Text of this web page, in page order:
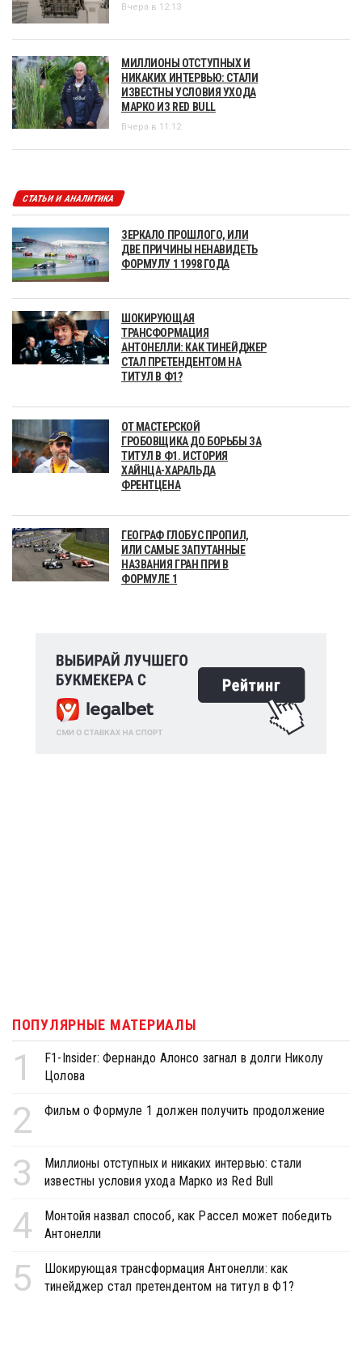
Вчера в 12:13
МИЛЛИОНЫ ОТСТУПНЫХ И
НИКАКИХ ИНТЕРВЬЮ: СТАЛИ
ИЗВЕСТНЫ УСЛОВИЯ УХОДА
МАРКО ИЗ RED BULL
Вчера в 11:12
СТАТЬИ И АНАЛИТИКА
ЗЕРКАЛО ПРОШЛОГО, ИЛИ
ДВЕ ПРИЧИНЫ НЕНАВИДЕТЬ
ФОРМУЛУ 1 1998 ГОДА
ШОКИРУЮЩАЯ
ТРАНСФОРМАЦИЯ
АНТОНЕЛЛИ: КАК ТИНЕЙДЖЕР
СТАЛ ПРЕТЕНДЕНТОМ НА
ТИТУЛ В Ф1?
ОТ МАСТЕРСКОЙ
ГРОБОВЩИКА ДО БОРЬБЫ ЗА
ТИТУЛ В Ф1. ИСТОРИЯ
ХАЙНЦА-ХАРАЛЬДА
ФРЕНТЦЕНА
ГЕОГРАФ ГЛОБУС ПРОПИЛ,
ИЛИ САМЫЕ ЗАПУТАННЫЕ
НАЗВАНИЯ ГРАН ПРИ В
ФОРМУЛЕ 1
ПОПУЛЯРНЫЕ МАТЕРИАЛЫ
1
F1-Insider: Фернандо Алонсо загнал в долги Николу
Цолова
2 Фильм о Формуле 1 должен получить продолжение
3
Миллионы отступных и никаких интервью: стали
известны условия ухода Марко из Red Bull
4
Монтойя назвал способ, как Рассел может победить
Антонелли
5
Шокирующая трансформация Антонелли: как
тинейджер стал претендентом на титул в Ф1?